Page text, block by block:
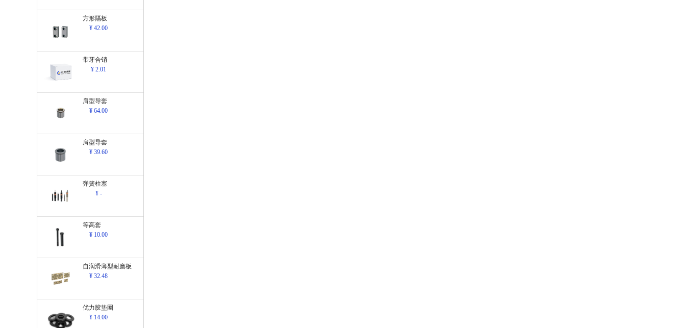
方形隔板
¥ 42.00
带牙合销
¥ 2.01
肩型导套
¥ 64.00
肩型导套
¥ 39.60
弹簧柱塞
¥ -
等高套
¥ 10.00
自润滑薄型耐磨板
¥ 32.48
优力胶垫圈
¥ 14.00